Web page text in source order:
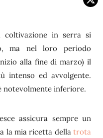
coltivazione in serra si
ma nel loro periodo
alla fine di marzo) il
intenso ed avvolgente.
inferiore.
assicura sempre un
la mia ricetta della trota